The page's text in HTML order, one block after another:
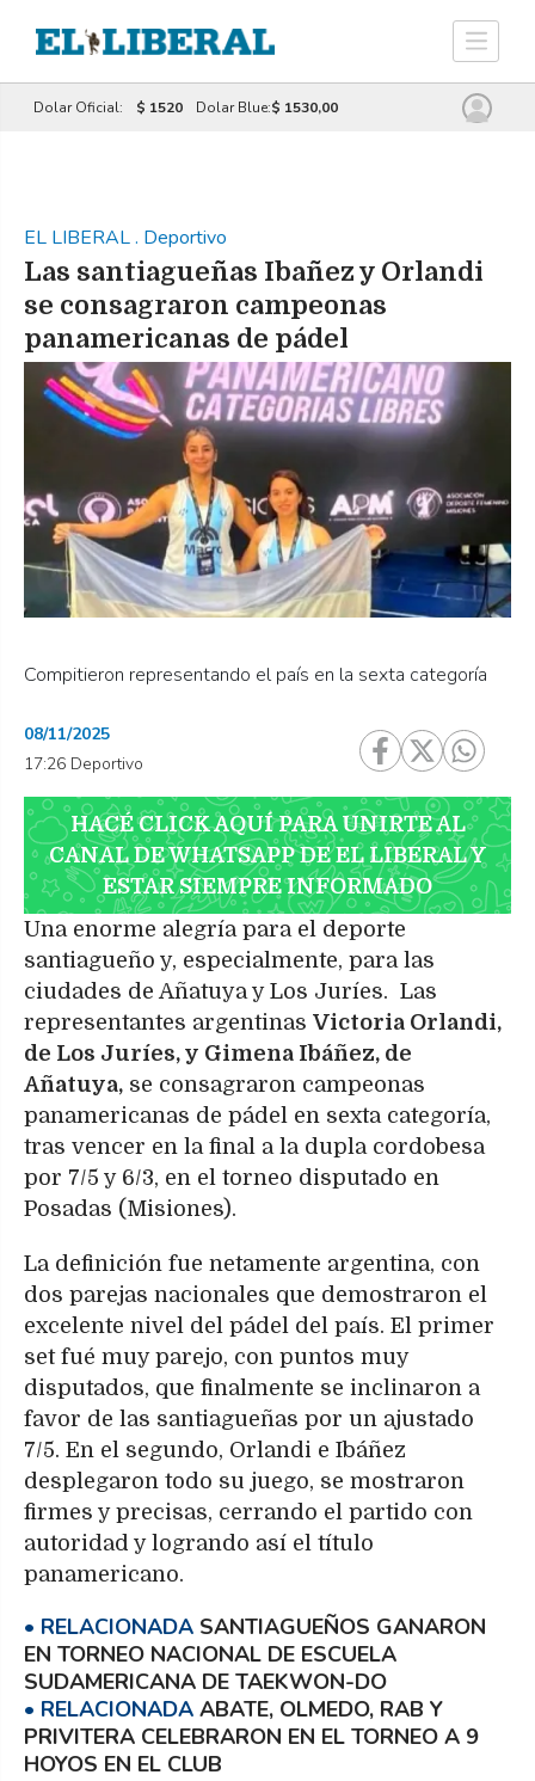
Dolar Oficial: $ 1520 Dolar Blue:$ 1530,00
EL LIBERAL. Deportivo
Las santiagueñas Ibañez y Orlandi
se consagraron campeonas
panamericanas de pádel
Compitieron representando el país en la sexta categoría
08/11/2025
17:26 Deportivo
HACÉ CLICK AQUÍ PARA UNIRTE AL
CANAL DE WHATSAPP DE EL LIBERAL Y
ESTAR SIEMPRE INFORMADO
Una enorme alegría para el deporte
santiagueño y, especialmente, para las
ciudades de Añatuya y Los Juríes. Las
representantes argentinas Victoria Orlandi,
de Los Juríes, y Gimena Ibáñez, de
Añatuya, se consagraron campeonas
panamericanas de pádel en sexta categoría,
tras vencer en la final a la dupla cordobesa
por 7/5 y 6/3, en el torneo disputado en
Posadas (Misiones).
La definición fue netamente argentina, con
dos parejas nacionales que demostraron el
excelente nivel del pádel del país. El primer
set fué muy parejo, con puntos muy
disputados, que finalmente se inclinaron a
favor de las santiagueñas por un ajustado
7/5. En el segundo, Orlandi e Ibáñez
desplegaron todo su juego, se mostraron
firmes y precisas, cerrando el partido con
autoridad y logrando así el título
panamericano.
SANTIAGUEÑOS GANARON
EN TORNEO NACIONAL DE ESCUELA
SUDAMERICANA DE TAEKWON-DO
ABATE, OLMEDO, RAB Y
PRIVITERA CELEBRARON EN EL TORNEO A 9
HOYOS EN EL CLUB